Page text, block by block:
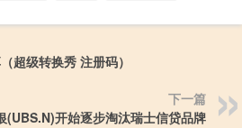
超级转换秀 注册码）
下一篇
(UBS.N)开始逐步淘汰瑞士信贷品牌